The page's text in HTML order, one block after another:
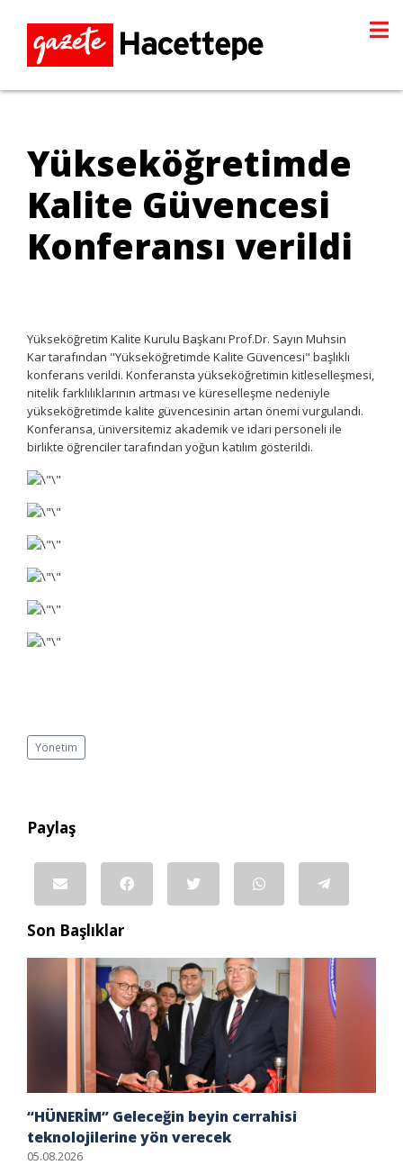
Yükseköğretimde
Kalite Güvencesi
Konferansı verildi
Yükseköğretim Kalite Kurulu Başkanı Prof.Dr. Sayın Muhsin
Kar tarafından "Yükseköğretimde Kalite Güvencesi" başlıklı
konferans verildi. Konferansta yükseköğretimin kitleselleşmesi,
nitelik farklılıklarının artması ve küreselleşme nedeniyle
yükseköğretimde kalite güvencesinin artan önemi vurgulandı.
Konferansa, üniversitemiz akademik ve idari personeli ile
birlikte öğrenciler tarafından yoğun katılım gösterildi.
Yönetim
Paylaş
Son Başlıklar
“HÜNERİM” Geleceğin beyin cerrahisi
teknolojilerine yön verecek
05.08.2026